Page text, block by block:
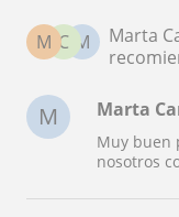
M
C
M
Marta
M Marta
Muy buen
nosotros